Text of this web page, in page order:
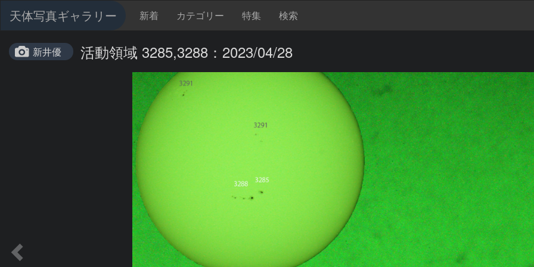
天体写真ギャラリー 新着 カテゴリー 特集 検索
新井優 活動領域 3285,3288：2023/04/28